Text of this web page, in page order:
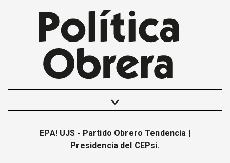
keyboard_arrow_down
POLÍTICAS
EPA! UJS - Partido Obrero Tendencia |
Presidencia del CEPsi.